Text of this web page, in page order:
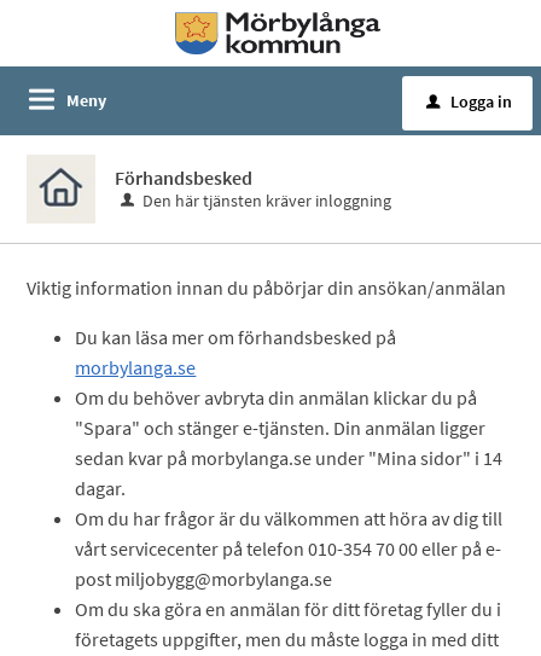
Meny u Logga in
Förhandsbesked
Den här tjänsten kräver inloggning
Viktig information innan du påbörjar din ansökan/anmälan
Du kan läsa mer om förhandsbesked på
morbylanga.se
Om du behöver avbryta din anmälan klickar du på
"Spara" och stänger e-tjänsten. Din anmälan ligger
sedan kvar på morbylanga.se under "Mina sidor" i 14
dagar.
Om du har frågor är du välkommen att höra av dig till
vårt servicecenter på telefon 010-354 70 00 eller på e-
post miljobygg@morbylanga.se
Om du ska göra en anmälan för ditt företag fyller du i
företagets uppgifter, men du måste logga in med ditt